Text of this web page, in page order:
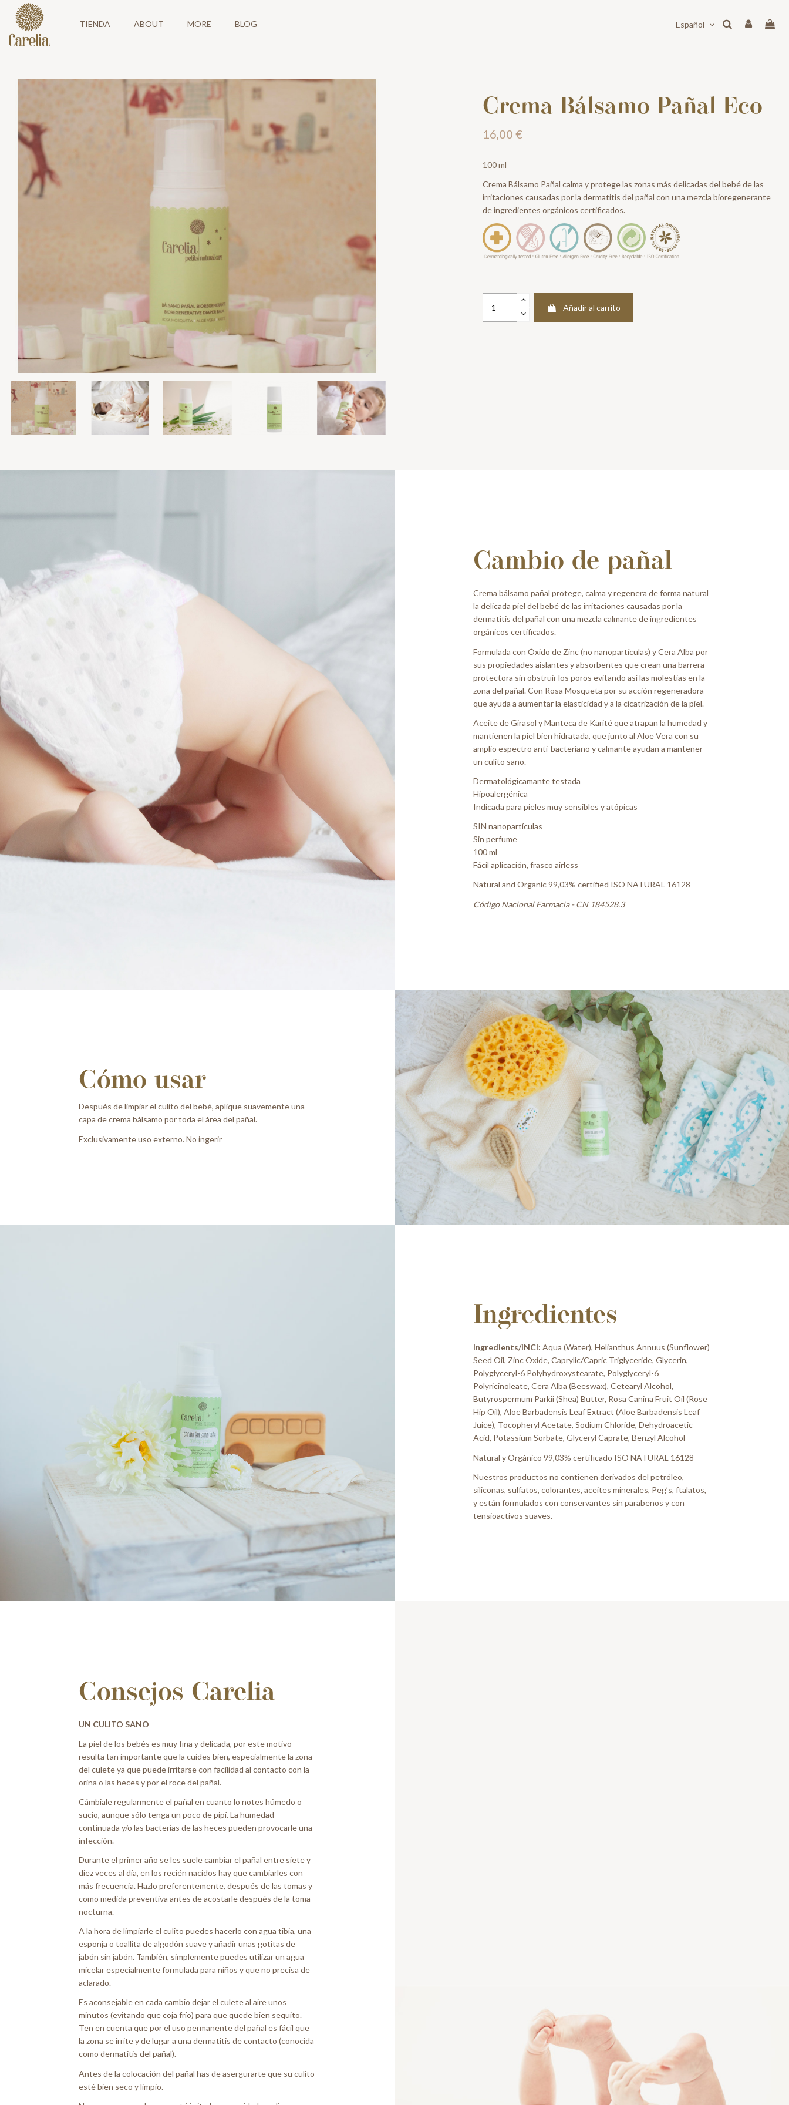
TIENDA ABOUT MORE BLOG Español
Crema Bálsamo Pañal Eco
16,00 €
100 ml
Crema Bálsamo Pañal calma y protege las zonas más delicadas del bebé de las
irritaciones causadas por la dermatitis del pañal con una mezcla bioregenerante
de ingredientes orgánicos certificados.
Añadir al carrito
Cambio de pañal
Crema bálsamo pañal protege, calma y regenera de forma natural
la delicada piel del bebé de las irritaciones causadas por la
dermatitis del pañal con una mezcla calmante de ingredientes
orgánicos certificados.
Formulada con Óxido de Zinc (no nanopartículas) y Cera Alba por
sus propiedades aislantes y absorbentes que crean una barrera
protectora sin obstruir los poros evitando así las molestias en la
zona del pañal. Con Rosa Mosqueta por su acción regeneradora
que ayuda a aumentar la elasticidad y a la cicatrización de la piel.
Aceite de Girasol y Manteca de Karité que atrapan la humedad y
mantienen la piel bien hidratada, que junto al Aloe Vera con su
amplio espectro anti-bacteriano y calmante ayudan a mantener
un culito sano.
Dermatológicamante testada
Hipoalergénica
Indicada para pieles muy sensibles y atópicas
SIN nanopartículas
Sin perfume
100 ml
Fácil aplicación, frasco airless
Natural and Organic 99,03% certified ISO NATURAL 16128
Código Nacional Farmacia - CN 184528.3
Cómo usar
Después de limpiar el culito del bebé, aplique suavemente una
capa de crema bálsamo por toda el área del pañal.
Exclusivamente uso externo. No ingerir
Ingredientes
Ingredients/INCI: Aqua (Water), Helianthus Annuus (Sunflower)
Seed Oil, Zinc Oxide, Caprylic/Capric Triglyceride, Glycerin,
Polyglyceryl-6 Polyhydroxystearate, Polyglyceryl-6
Polyricinoleate, Cera Alba (Beeswax), Cetearyl Alcohol,
Butyrospermum Parkii (Shea) Butter, Rosa Canina Fruit Oil (Rose
Hip Oil), Aloe Barbadensis Leaf Extract (Aloe Barbadensis Leaf
Juice), Tocopheryl Acetate, Sodium Chloride, Dehydroacetic
Acid, Potassium Sorbate, Glyceryl Caprate, Benzyl Alcohol
Natural y Orgánico 99,03% certificado ISO NATURAL 16128
Nuestros productos no contienen derivados del petróleo,
siliconas, sulfatos, colorantes, aceites minerales, Peg’s, ftalatos,
y están formulados con conservantes sin parabenos y con
tensioactivos suaves.
Consejos Carelia
UN CULITO SANO
La piel de los bebés es muy fina y delicada, por este motivo
resulta tan importante que la cuides bien, especialmente la zona
del culete ya que puede irritarse con facilidad al contacto con la
orina o las heces y por el roce del pañal.
Cámbiale regularmente el pañal en cuanto lo notes húmedo o
sucio, aunque sólo tenga un poco de pipí. La humedad
continuada y/o las bacterias de las heces pueden provocarle una
infección.
Durante el primer año se les suele cambiar el pañal entre siete y
diez veces al día, en los recién nacidos hay que cambiarles con
más frecuencia. Hazlo preferentemente, después de las tomas y
como medida preventiva antes de acostarle después de la toma
nocturna.
A la hora de limpiarle el culito puedes hacerlo con agua tibia, una
esponja o toallita de algodón suave y añadir unas gotitas de
jabón sin jabón. También, simplemente puedes utilizar un agua
micelar especialmente formulada para niños y que no precisa de
aclarado.
Es aconsejable en cada cambio dejar el culete al aire unos
minutos (evitando que coja frío) para que quede bien sequito.
Ten en cuenta que por el uso permanente del pañal es fácil que
la zona se irrite y de lugar a una dermatitis de contacto (conocida
como dermatitis del pañal).
Antes de la colocación del pañal has de asergurarte que su culito
esté bien seco y limpio.